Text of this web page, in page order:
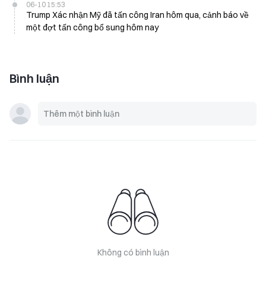
06-10 15:53
Trump Xác nhận Mỹ đã tấn công Iran hôm qua, cảnh báo về
một đợt tấn công bổ sung hôm nay
Bình luận
Không có bình luận